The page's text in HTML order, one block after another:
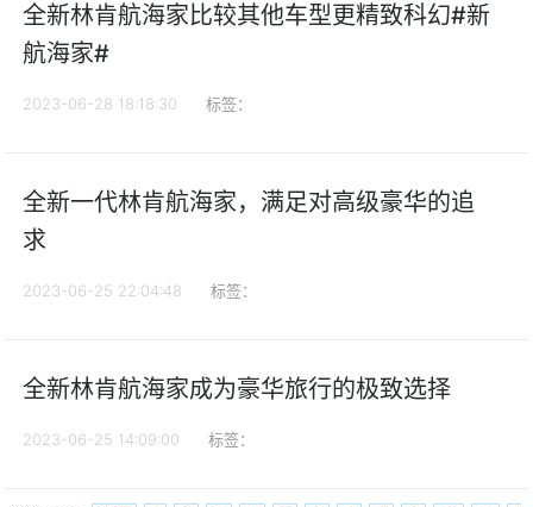
全新林肯航海家比较其他车型更精致科幻#新
航海家#
2023-06-28 18:18:30 标签：
全新一代林肯航海家，满足对高级豪华的追
求
2023-06-25 22:04:48 标签：
全新林肯航海家成为豪华旅行的极致选择
2023-06-25 14:09:00 标签：